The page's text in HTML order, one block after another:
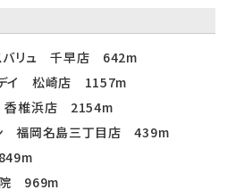
バリュ 千早店 642m
デイ 松崎店 1157m
香椎浜店 2154m
福岡名島三丁目店 439m
院 969m